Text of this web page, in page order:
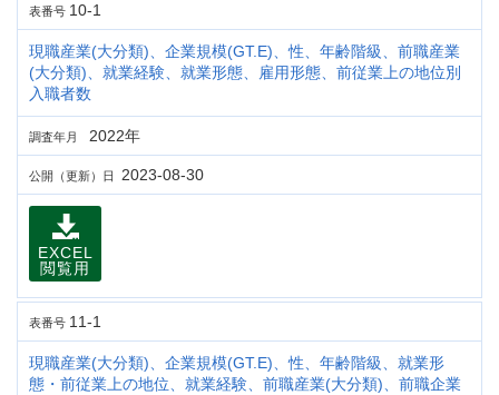
表番号 10-1
現職産業(大分類)、企業規模(GT.E)、性、年齢階級、前職産業
(大分類)、就業経験、就業形態、雇用形態、前従業上の地位別
入職者数
調査年月 2022年
公開（更新）日 2023-08-30
EXCEL
閲覧用
表番号 11-1
現職産業(大分類)、企業規模(GT.E)、性、年齢階級、就業形
態・前従業上の地位、就業経験、前職産業(大分類)、前職企業